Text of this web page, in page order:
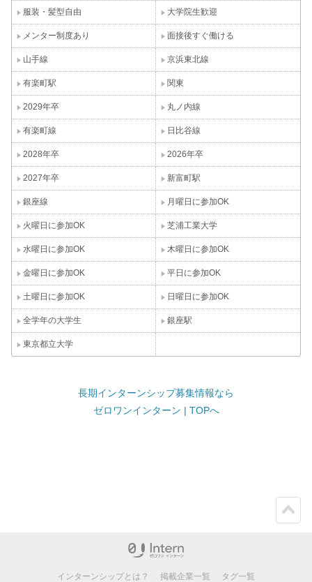
服装・髪型自由 大学院生歓迎
メンター制度あり 面接後すぐ働ける
山手線 京浜東北線
有楽町駅 関東
2029年卒 丸ノ内線
有楽町線 日比谷線
2028年卒 2026年卒
2027年卒 新富町駅
銀座線 月曜日に参加OK
火曜日に参加OK 芝浦工業大学
水曜日に参加OK 木曜日に参加OK
金曜日に参加OK 平日に参加OK
土曜日に参加OK 日曜日に参加OK
全学年の大学生 銀座駅
東京都立大学
長期インターンシップ募集情報なら
ゼロワンインターン | TOPへ
インターンシップとは？ 掲載企業一覧 タグ一覧